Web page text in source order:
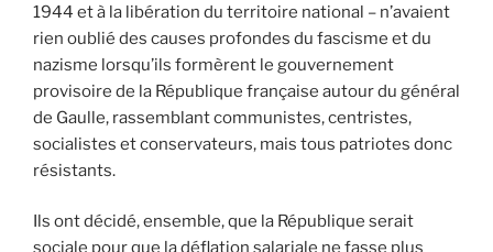
1944 et à la libération du territoire national – n’avaient
rien oublié des causes profondes du fascisme et du
nazisme lorsqu’ils formèrent le gouvernement
provisoire de la République française autour du général
de Gaulle, rassemblant communistes, centristes,
socialistes et conservateurs, mais tous patriotes donc
résistants.
Ils ont décidé, ensemble, que la République serait
sociale pour que la déflation salariale ne fasse plus